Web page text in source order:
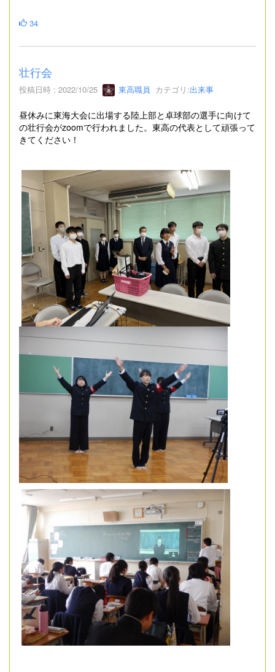
34
壮行会
投稿日時 : 2022/10/25 東高職員 カテゴリ:出来事
昼休みに東海大会に出場する陸上部と卓球部の選手に向けて
の壮行会がzoomで行われました。東高の代表として頑張って
きてください！